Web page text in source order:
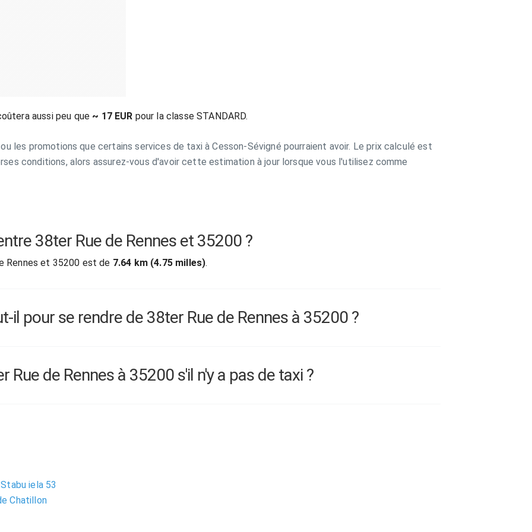
aussi peu que ~ 17 EUR pour la classe STANDARD.
les promotions que certains services de taxi à Cesson-Sévigné pourraient avoir. Le prix calculé est
conditions, alors assurez-vous d'avoir cette estimation à jour lorsque vous l'utilisez comme
38ter Rue de Rennes et 35200 ?
Rennes et 35200 est de 7.64 km (4.75 milles).
pour se rendre de 38ter Rue de Rennes à 35200 ?
de Rennes à 35200 s'il n'y a pas de taxi ?
iela 53
Chatillon